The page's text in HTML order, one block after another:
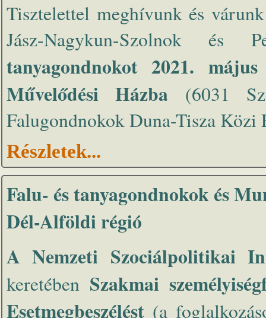
Tisztelettel meghívunk és
Jász-Nagykun-Szolnok
tanyagondnokot 2021.
Művelődési Házba (6031
Falugondnokok Duna-Tisza Közi
Részletek...
Falu- és tanyagondnokok és
Dél-Alföldi régió
A Nemzeti Szociálpolitikai
keretében Szakmai
Esetmegbeszélést (a